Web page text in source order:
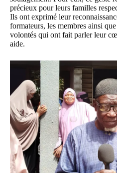
précieux pour leurs familles
Ils ont exprimé leur
formateurs, les membres ainsi
volontés qui ont fait parler leur
aide.